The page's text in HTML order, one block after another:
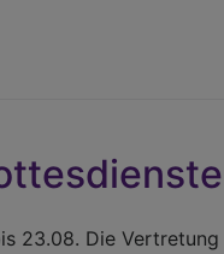
23.08. Die